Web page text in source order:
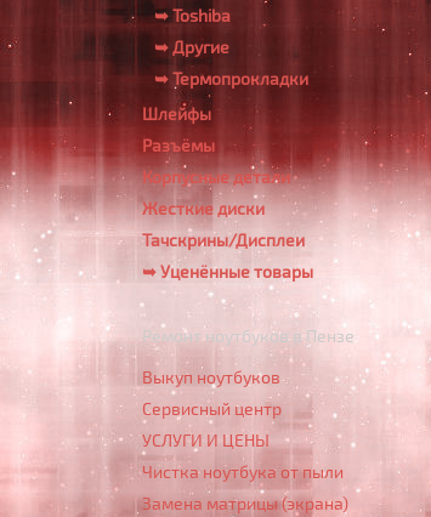
➥ Toshiba
➥ Другие
➥ Термопрокладки
Шлейфы
Разъёмы
Корпусные детали
Жесткие диски
Тачскрины/Дисплеи
➥ Уценённые товары
Ремонт ноутбуков в Пензе
Выкуп ноутбуков
Сервисный центр
УСЛУГИ И ЦЕНЫ
Чистка ноутбука от пыли
Замена матрицы (экрана)